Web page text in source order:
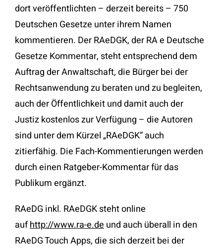
dort veröffentlichten – derzeit bereits – 750
Deutschen Gesetze unter ihrem Namen
kommentieren. Der RAeDGK, der RA e Deutsche
Gesetze Kommentar, steht entsprechend dem
Auftrag der Anwaltschaft, die Bürger bei der
Rechtsanwendung zu beraten und zu begleiten,
auch der Öffentlichkeit und damit auch der
Justiz kostenlos zur Verfügung – die Autoren
sind unter dem Kürzel „RAeDGK“ auch
zitierfähig. Die Fach-Kommentierungen werden
durch einen Ratgeber-Kommentar für das
Publikum ergänzt.
RAeDG inkl. RAeDGK steht online
aufhttp://www.ra-e.deund auch überall in den
RAeDG Touch Apps, die sich derzeit bei der